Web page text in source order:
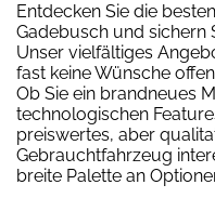
Entdecken Sie die
Gadebusch und sichern
Unser vielfältiges
fast keine Wünsche
Ob Sie ein brandneues
technologischen
preiswertes, aber
Gebrauchtfahrzeug
breite Palette an